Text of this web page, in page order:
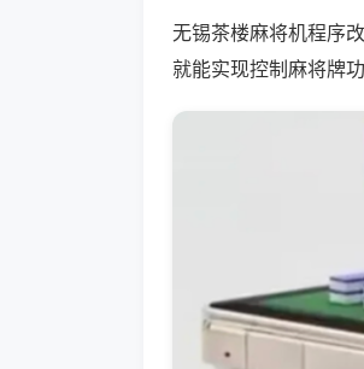
无锡茶楼麻将机程序
就能实现控制麻将牌